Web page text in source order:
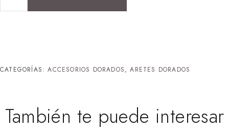
CATEGORÍAS:ACCESORIOS DORADOS,ARETES DORADOS
También te puede interesar